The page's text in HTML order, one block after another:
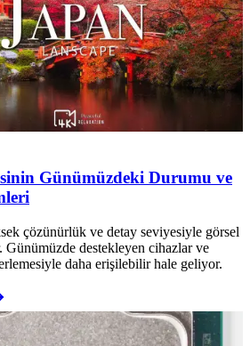
Günümüzdeki Durumu ve
çözünürlük ve detay seviyesiyle görsel
destekleyen cihazlar ve
daha erişilebilir hale geliyor.